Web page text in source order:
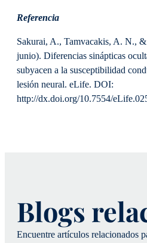
Referencia
Sakurai, A., Tamvacakis, A. N.,
junio). Diferencias sinápticas
subyacen a la susceptibilidad
lesión neural. eLife. DOI:
http://dx.doi.org/10.7554/
Blogs
Encuentre artículos relacionados